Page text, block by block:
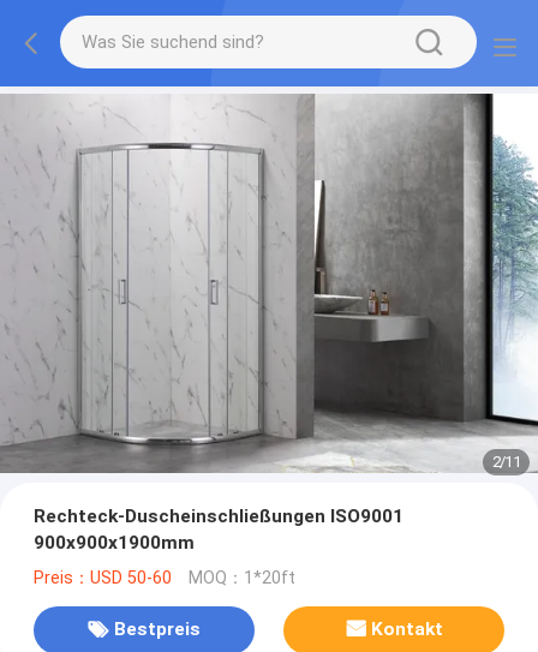
2/11
Rechteck-Duscheinschließungen ISO9001
900x900x1900mm
Preis：USD 50-60 MOQ：1*20ft
Bestpreis Kontakt